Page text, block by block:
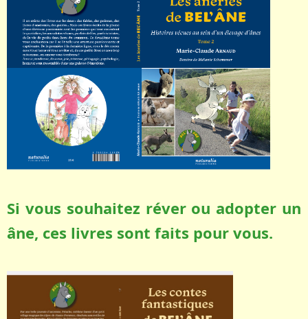
Si vous souhaitez réver ou adopter un
âne, ces livres sont faits pour vous.